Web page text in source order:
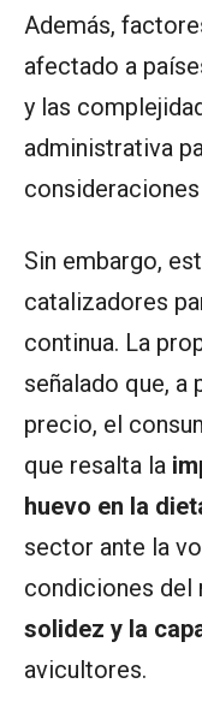
Además,
afectado a
y las
administrativa
Sin embargo,
catalizadores
continua. La
señalado que, a
precio, el
que resalta la
huevo en la
sector ante la
condiciones del
solidez y la
avicultores.